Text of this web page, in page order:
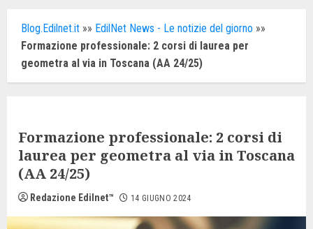
Blog.Edilnet.it »» EdilNet News - Le notizie del giorno »»
Formazione professionale: 2 corsi di laurea per
geometra al via in Toscana (AA 24/25)
Formazione professionale: 2 corsi di
laurea per geometra al via in Toscana
(AA 24/25)
Redazione Edilnet™ 14 GIUGNO 2024